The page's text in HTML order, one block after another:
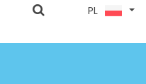
pokaż
PL